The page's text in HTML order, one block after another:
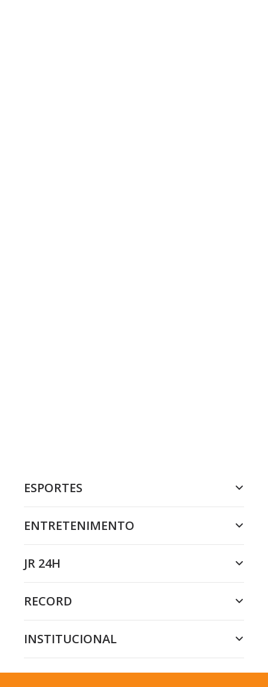
ESPORTES
ENTRETENIMENTO
JR 24H
RECORD
INSTITUCIONAL